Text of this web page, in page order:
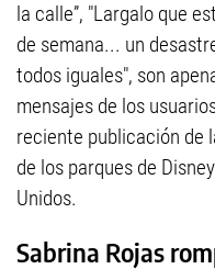
la calle”, "Largalo que
de semana... un
todos iguales", son
mensajes de los
reciente publicación de
de los parques de
Unidos.
Sabrina Rojas